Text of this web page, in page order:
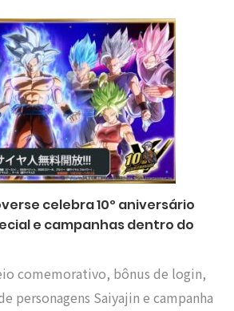
celebra 10º aniversário
e campanhas dentro do
comemorativo, bônus de login,
personagens Saiyajin e campanha